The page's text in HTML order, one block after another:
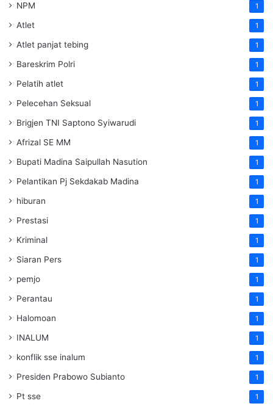
NPM 1
Atlet 1
Atlet panjat tebing 1
Bareskrim Polri 1
Pelatih atlet 1
Pelecehan Seksual 1
Brigjen TNI Saptono Syiwarudi 1
Afrizal SE MM 1
Bupati Madina Saipullah Nasution 1
Pelantikan Pj Sekdakab Madina 1
hiburan 1
Prestasi 1
Kriminal 1
Siaran Pers 1
pemjo 1
Perantau 1
Halomoan 1
INALUM 1
konflik sse inalum 1
Presiden Prabowo Subianto 1
Pt sse 1